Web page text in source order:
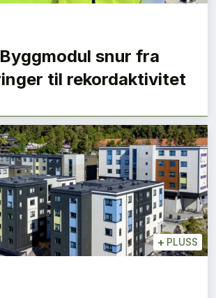
snur fra
til rekordaktivitet
+ PLUSS